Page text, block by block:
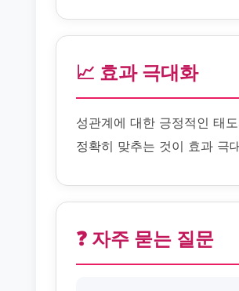
📈 효과 극대화
성관계에 대한 긍정적인 태
정확히 맞추는 것이 효과 극
❓ 자주 묻는 질문